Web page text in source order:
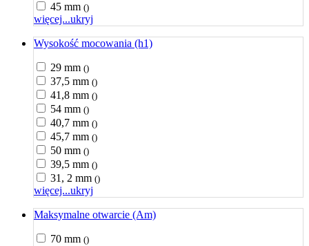
45 mm ()
więcej...ukryj
Wysokość mocowania (h1)
29 mm ()
37,5 mm ()
41,8 mm ()
54 mm ()
40,7 mm ()
45,7 mm ()
50 mm ()
39,5 mm ()
31, 2 mm ()
więcej...ukryj
Maksymalne otwarcie (Am)
70 mm ()